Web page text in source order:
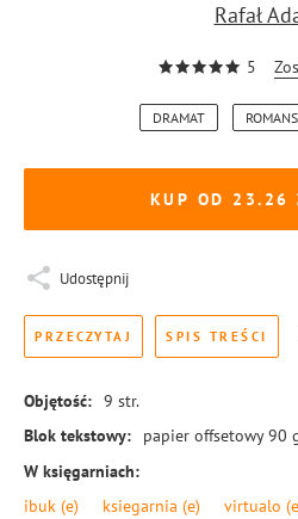
Rafał
5
DRAMAT ROMANS
KUP OD 23.26
Udostępnij
PRZECZYTAJ SPIS TREŚCI
Objętość: 9 str.
Blok tekstowy:
papier offsetowy 90
W księgarniach:
ibuk (e) ksiegarnia (e) virtualo